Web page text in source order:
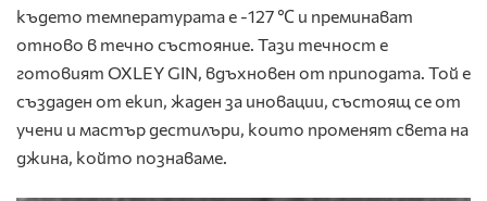
където температурата е -127 ℃ и преминават
отново в течно състояние. Тази течност е
готовият OXLEY GIN, вдъхновен от приподата. Той е
създаден от екип, жаден за иновации, състоящ се от
учени и мастър дестилъри, които променят света на
джина, който познаваме.